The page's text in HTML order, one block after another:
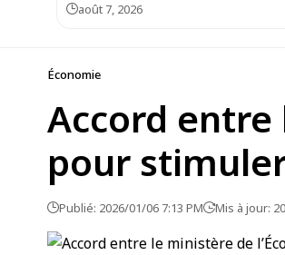
août 7, 2026
Économie
Accord entre
pour
Publié: 2026/01/06 7:13 PM Mis à jour: